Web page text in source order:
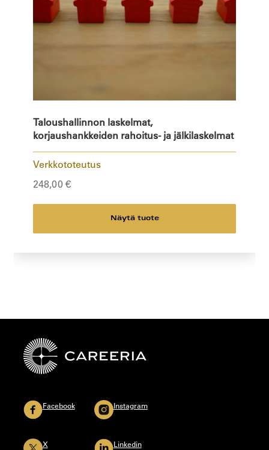
Taloushallinnon laskelmat,
korjaushankkeiden rahoitus- ja jälkilaskelmat
Verkkototeutus
248,00 €
Näytä tuote
Facebook
X
Instagram
Linkedin